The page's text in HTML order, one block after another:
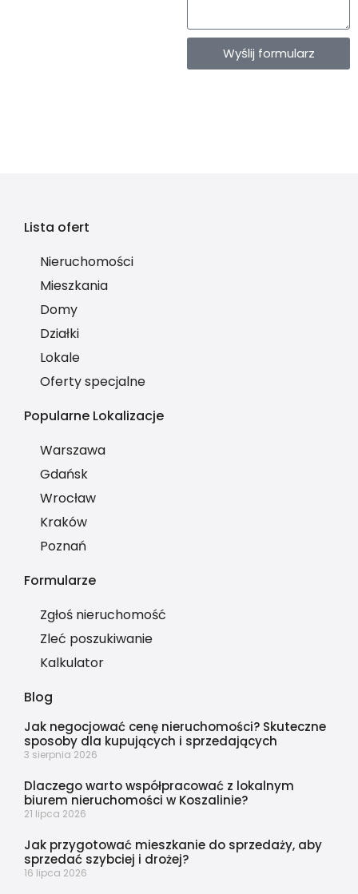
Wyślij formularz
Lista ofert
Nieruchomości
Mieszkania
Domy
Działki
Lokale
Oferty specjalne
Popularne Lokalizacje
Warszawa
Gdańsk
Wrocław
Kraków
Poznań
Formularze
Zgłoś nieruchomość
Zleć poszukiwanie
Kalkulator
Blog
Jak negocjować cenę nieruchomości? Skuteczne
sposoby dla kupujących i sprzedających
3 sierpnia 2026
Dlaczego warto współpracować z lokalnym
biurem nieruchomości w Koszalinie?
21 lipca 2026
Jak przygotować mieszkanie do sprzedaży, aby
sprzedać szybciej i drożej?
16 lipca 2026